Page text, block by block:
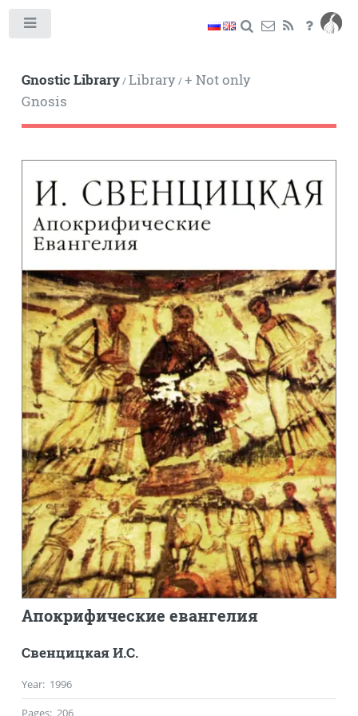
Gnostic Library/Library/+ Not only
Gnosis
Апокрифические евангелия
Свенцицкая И.С.
Year: 1996
Pages: 206